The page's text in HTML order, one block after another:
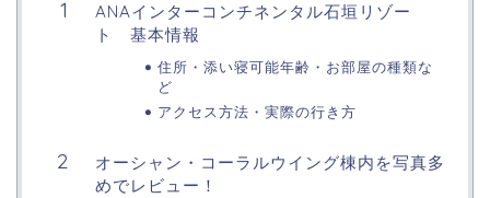
ANAインターコンチネンタル石垣リゾー
ト 基本情報
住所・添い寝可能年齢・お部屋の種類な
ど
アクセス方法・実際の行き方
オーシャン・コーラルウイング棟内を写真多
めでレビュー！